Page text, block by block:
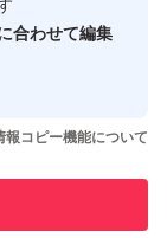
ーです
実績があります
ります
合わせて編集
報コピー機能について